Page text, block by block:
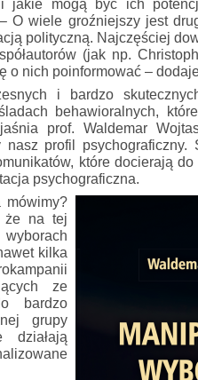
mogą być ich
O wiele groźniejszy jest
polityczną. Najczęściej
(jak np.
o nich poinformować –
i bardzo
behawioralnych,
prof. Waldemar
nasz profil
które docierają do
psychograficzna.
że na tej
kilka
ze
bardzo
grupy
działają